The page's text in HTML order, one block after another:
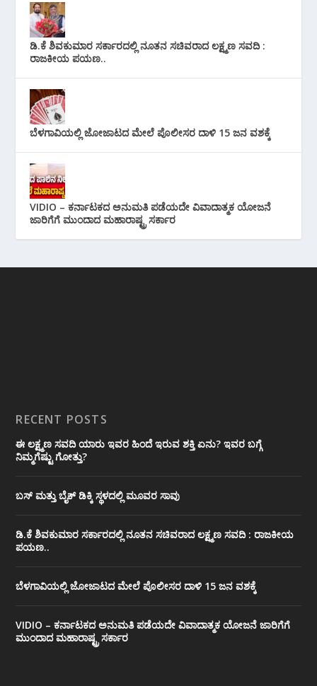
ಡಿ.ಕೆ ಶಿವಕುಮಾರ ಸರ್ಕಾರದಲ್ಲಿ ನೂತನ ಸಚಿವರಾದ ಲಕ್ಷ್ಮಣ ಸವದಿ :
ರಾಜಕೀಯ ಪಯಣ..
ಬೆಳಗಾವಿಯಲ್ಲಿ ಜೋಜಾಟದ ಮೇಲೆ ಪೊಲೀಸರ ದಾಳಿ 15 ಜನ ವಶಕ್ಕೆ
VIDIO – ಕರ್ನಾಟಕದ ಅನುಮತಿ ಪಡೆಯದೇ ವಿವಾದಾತ್ಮಕ ಯೋಜನೆ
ಜಾರಿಗೆಗೆ ಮುಂದಾದ ಮಹಾರಾಷ್ಟ್ರ ಸರ್ಕಾರ
RECENT POSTS
ಈ ಲಕ್ಷ್ಮಣ ಸವದಿ ಯಾರು ಇವರ ಹಿಂದೆ ಇರುವ ಶಕ್ತಿ ಏನು? ಇವರ ಬಗ್ಗೆ
ನಿಮ್ಮಗೆಷ್ಟು ಗೋತ್ತು?
ಬಸ್ ಮತ್ತು ಬೈಕ್ ಡಿಕ್ಕಿ ಸ್ಥಳದಲ್ಲಿ ಮೂವರ ಸಾವು
ಡಿ.ಕೆ ಶಿವಕುಮಾರ ಸರ್ಕಾರದಲ್ಲಿ ನೂತನ ಸಚಿವರಾದ ಲಕ್ಷ್ಮಣ ಸವದಿ : ರಾಜಕೀಯ
ಪಯಣ..
ಬೆಳಗಾವಿಯಲ್ಲಿ ಜೋಜಾಟದ ಮೇಲೆ ಪೊಲೀಸರ ದಾಳಿ 15 ಜನ ವಶಕ್ಕೆ
VIDIO – ಕರ್ನಾಟಕದ ಅನುಮತಿ ಪಡೆಯದೇ ವಿವಾದಾತ್ಮಕ ಯೋಜನೆ ಜಾರಿಗೆಗೆ
ಮುಂದಾದ ಮಹಾರಾಷ್ಟ್ರ ಸರ್ಕಾರ